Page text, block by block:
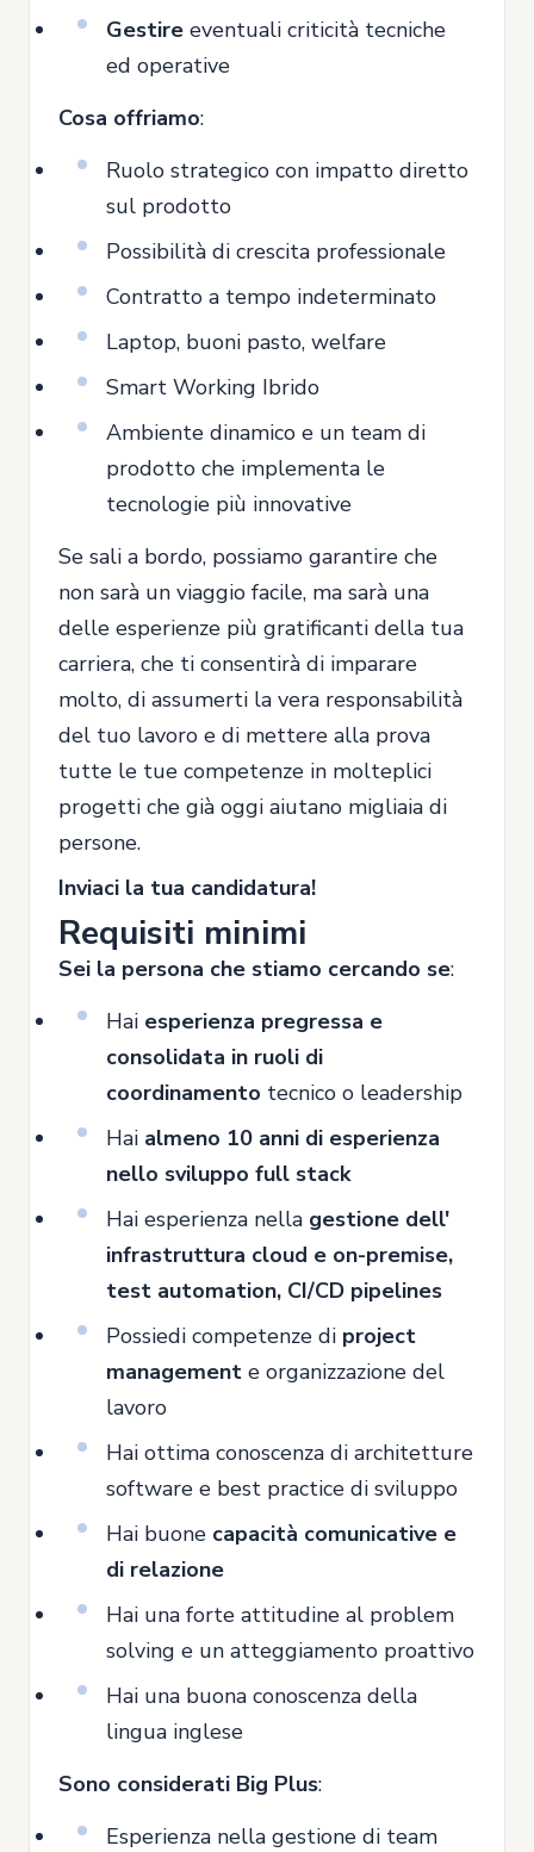
Gestire eventuali criticità tecniche
ed operative
Cosa offriamo:
Ruolo strategico con impatto diretto
sul prodotto
Possibilità di crescita professionale
Contratto a tempo indeterminato
Laptop, buoni pasto, welfare
Smart Working Ibrido
Ambiente dinamico e un team di
prodotto che implementa le
tecnologie più innovative
Se sali a bordo, possiamo garantire che
non sarà un viaggio facile, ma sarà una
delle esperienze più gratificanti della tua
carriera, che ti consentirà di imparare
molto, di assumerti la vera responsabilità
del tuo lavoro e di mettere alla prova
tutte le tue competenze in molteplici
progetti che già oggi aiutano migliaia di
persone.
Inviaci la tua candidatura!
Requisiti minimi
Sei la persona che stiamo cercando se:
Hai esperienza pregressa e
consolidata in ruoli di
coordinamento tecnico o leadership
Hai almeno 10 anni di esperienza
nello sviluppo full stack
Hai esperienza nella gestione dell'
infrastruttura cloud e on-premise,
test automation, CI/CD pipelines
Possiedi competenze di project
management e organizzazione del
lavoro
Hai ottima conoscenza di architetture
software e best practice di sviluppo
Hai buone capacità comunicative e
di relazione
Hai una forte attitudine al problem
solving e un atteggiamento proattivo
Hai una buona conoscenza della
lingua inglese
Sono considerati Big Plus:
Esperienza nella gestione di team